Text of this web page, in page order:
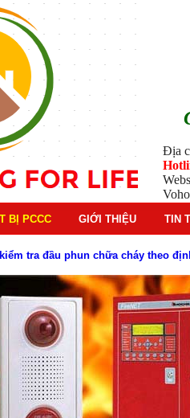
Địa
BỊ PCCC GIỚI THIỆU TIN
tra đầu phun chữa cháy theo
cháy là gì ? Tìm hiểu chi tiết từ A-
hệ thống báo cháy Hochiki cho
và bảo trì hệ thống báo cháy
lý hoạt động của báo cháy
tiết về hệ thống báo cháy Horing
dây thoát hiểm phổ biến trên thị
hiểm có tác dụng gì trong tình
phun chữa cháy quan trọng cần